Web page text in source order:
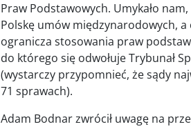
Praw Podstawowych. Umykało
Polskę umów międzynarodowych,
ogranicza stosowania praw
do którego się odwołuje Trybunał
(wystarczy przypomnieć, że sądy
71 sprawach).
Adam Bodnar zwrócił uwagę na